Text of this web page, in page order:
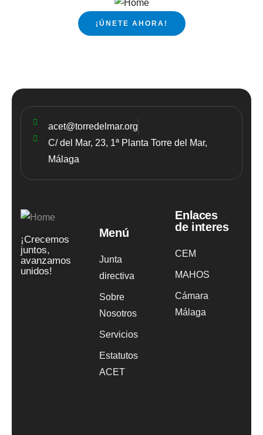
¡ÚNETE AHORA!
acet@torredelmar.org
C/ del Mar, 23, 1ª Planta Torre del Mar,
Málaga
¡Crecemos
juntos,
avanzamos
unidos!
Menú
Junta
directiva
Sobre
Nosotros
Servicios
Estatutos
ACET
Enlaces
de interes
CEM
MAHOS
Cámara
Málaga